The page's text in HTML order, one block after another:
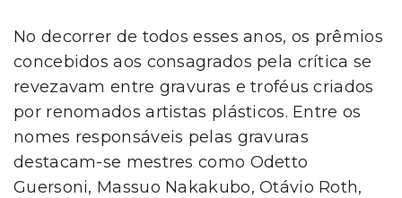
No decorrer de todos esses anos, os prêmios
concebidos aos consagrados pela crítica se
revezavam entre gravuras e troféus criados
por renomados artistas plásticos. Entre os
nomes responsáveis pelas gravuras
destacam-se mestres como Odetto
Guersoni, Massuo Nakakubo, Otávio Roth,